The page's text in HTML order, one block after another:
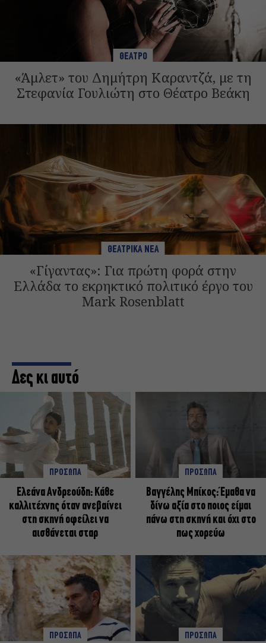
ΘΕΑΤΡΟ
«Άμλετ» του Δημήτρη Καραντζά, με τη
Στεφανία Γουλιώτη στο Θέατρο Βεάκη
ΘΕΑΤΡΙΚΑ ΝΕΑ
«Γίγαντας»: Για πρώτη φορά στην
Ελλάδα το εκρηκτικό πολιτικό έργο του
Mark Rosenblatt
Δες κι αυτό
ΠΡΟΣΩΠΑ
Ελεάνα Ανδρεούδη: Κάθε
καλλιτέχνης όταν ανεβαίνει
στη σκηνή οφείλει να
αισθάνεται σταρ
ΠΡΟΣΩΠΑ
Βαγγέλης Μπίκος: Έμαθα να
δίνω αξία στο ποιος είμαι
πάνω στη σκηνή και όχι στο
πως χορεύω
ΠΡΟΣΩΠΑ ΠΡΟΣΩΠΑ